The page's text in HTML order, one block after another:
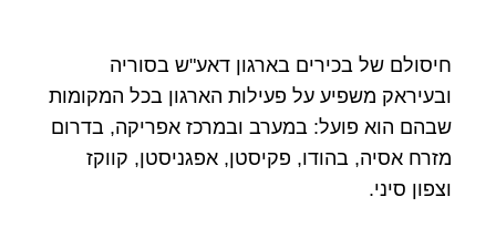
חיסולם של בכירים בארגון דאע"ש בסוריה
ובעיראק משפיע על פעילות הארגון בכל המקומות
שבהם הוא פועל: במערב ובמרכז אפריקה, בדרום
מזרח אסיה, בהודו, פקיסטן, אפגניסטן, קווקז
וצפון סיני.